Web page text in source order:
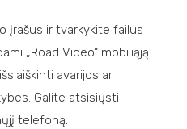
įrašus ir tvarkykite failus
„Road Video“ mobiliąją
avarijos ar
Galite atsisiųsti
telefoną.